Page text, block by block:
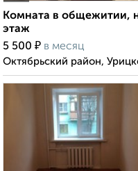
Комната в общежитии,
этаж
5 500 ₽ в месяц
Октябрьский район,